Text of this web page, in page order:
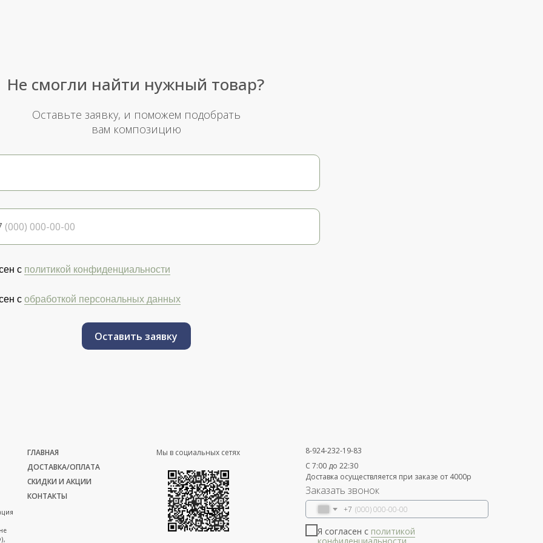
с политикой конфиденциальности
с обработкой персональных данных
Оставить заявку
Не смогли найти нужный товар?
Оставьте заявку, и поможем подобрать
вам композицию
ГЛАВНАЯ
ДОСТАВКА/ОПЛАТА
СКИДКИ И АКЦИИ
КОНТАКТЫ
8-924-232-19-83
С 7:00 до 22:30
Доставка осуществляется при заказе от 4000р
Мы в социальных сетях
Заказать звонок
+7
Я согласен с политикой